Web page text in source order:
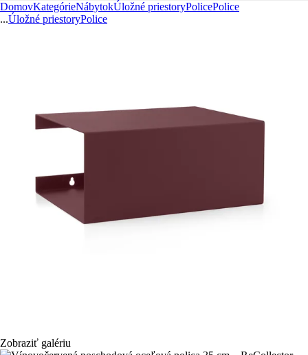
DomovKategórieNábytokÚložné priestoryPolicePolice
...Úložné priestoryPolice
Zobraziť galériu